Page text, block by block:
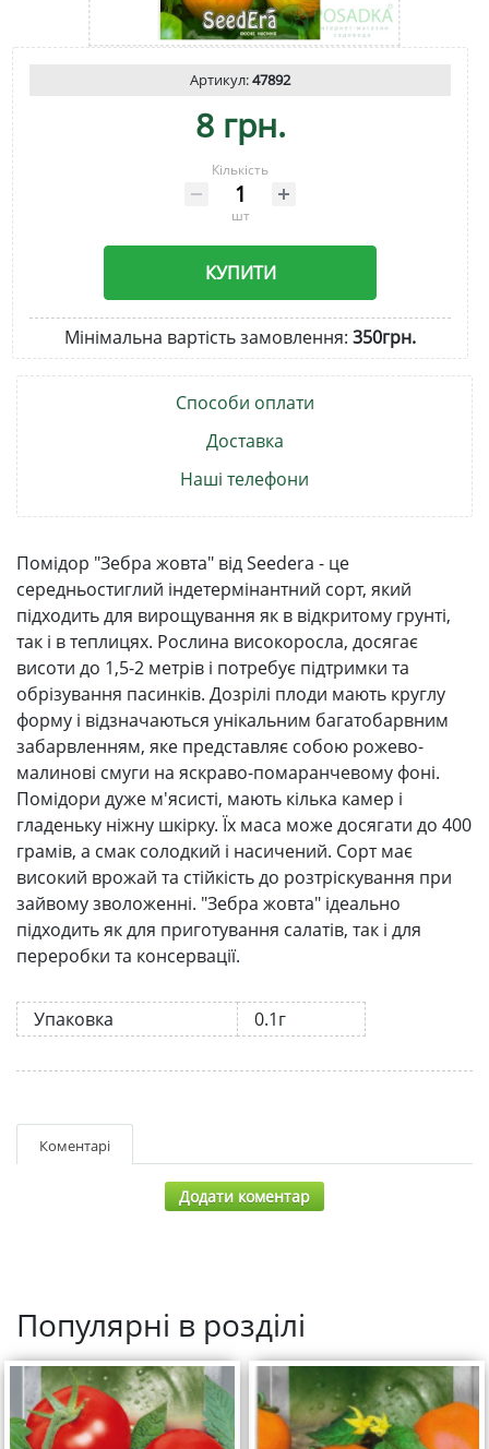
Артикул:47892
8 грн.
Кількість
шт
КУПИТИ
Мінімальна вартість замовлення: 350грн.
Способи оплати
Доставка
Наші телефони
Помідор "Зебра жовта" від Seedera - це
середньостиглий індетермінантний сорт, який
підходить для вирощування як в відкритому грунті,
так і в теплицях. Рослина високоросла, досягає
висоти до 1,5-2 метрів і потребує підтримки та
обрізування пасинків. Дозрілі плоди мають круглу
форму і відзначаються унікальним багатобарвним
забарвленням, яке представляє собою рожево-
малинові смуги на яскраво-помаранчевому фоні.
Помідори дуже м'ясисті, мають кілька камер і
гладеньку ніжну шкірку. Їх маса може досягати до 400
грамів, а смак солодкий і насичений. Сорт має
високий врожай та стійкість до розтріскування при
зайвому зволоженні. "Зебра жовта" ідеально
підходить як для приготування салатів, так і для
переробки та консервації.
Упаковка 0.1г
Коментарі
Додати коментар
Популярні в розділі